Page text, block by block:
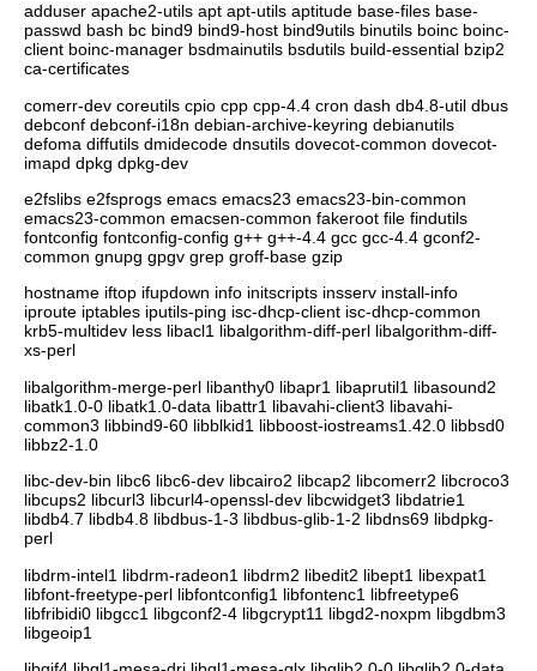
adduser apache2-utils apt apt-utils aptitude base-files base-
passwd bash bc bind9 bind9-host bind9utils binutils boinc boinc-
client boinc-manager bsdmainutils bsdutils build-essential bzip2
ca-certificates
comerr-dev coreutils cpio cpp cpp-4.4 cron dash db4.8-util dbus
debconf debconf-i18n debian-archive-keyring debianutils
defoma diffutils dmidecode dnsutils dovecot-common dovecot-
imapd dpkg dpkg-dev
e2fslibs e2fsprogs emacs emacs23 emacs23-bin-common
emacs23-common emacsen-common fakeroot file findutils
fontconfig fontconfig-config g++ g++-4.4 gcc gcc-4.4 gconf2-
common gnupg gpgv grep groff-base gzip
hostname iftop ifupdown info initscripts insserv install-info
iproute iptables iputils-ping isc-dhcp-client isc-dhcp-common
krb5-multidev less libacl1 libalgorithm-diff-perl libalgorithm-diff-
xs-perl
libalgorithm-merge-perl libanthy0 libapr1 libaprutil1 libasound2
libatk1.0-0 libatk1.0-data libattr1 libavahi-client3 libavahi-
common3 libbind9-60 libblkid1 libboost-iostreams1.42.0 libbsd0
libbz2-1.0
libc-dev-bin libc6 libc6-dev libcairo2 libcap2 libcomerr2 libcroco3
libcups2 libcurl3 libcurl4-openssl-dev libcwidget3 libdatrie1
libdb4.7 libdb4.8 libdbus-1-3 libdbus-glib-1-2 libdns69 libdpkg-
perl
libdrm-intel1 libdrm-radeon1 libdrm2 libedit2 libept1 libexpat1
libfont-freetype-perl libfontconfig1 libfontenc1 libfreetype6
libfribidi0 libgcc1 libgconf2-4 libgcrypt11 libgd2-noxpm libgdbm3
libgeoip1